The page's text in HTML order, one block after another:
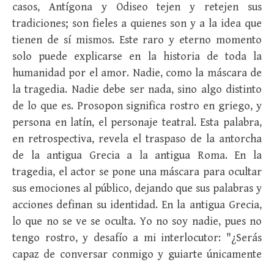
casos, Antígona y Odiseo tejen y retejen sus
tradiciones; son fieles a quienes son y a la idea que
tienen de sí mismos. Este raro y eterno momento
solo puede explicarse en la historia de toda la
humanidad por el amor. Nadie, como la máscara de
la tragedia. Nadie debe ser nada, sino algo distinto
de lo que es. Prosopon significa rostro en griego, y
persona en latín, el personaje teatral. Esta palabra,
en retrospectiva, revela el traspaso de la antorcha
de la antigua Grecia a la antigua Roma. En la
tragedia, el actor se pone una máscara para ocultar
sus emociones al público, dejando que sus palabras y
acciones definan su identidad. En la antigua Grecia,
lo que no se ve se oculta. Yo no soy nadie, pues no
tengo rostro, y desafío a mi interlocutor: "¿Serás
capaz de conversar conmigo y guiarte únicamente